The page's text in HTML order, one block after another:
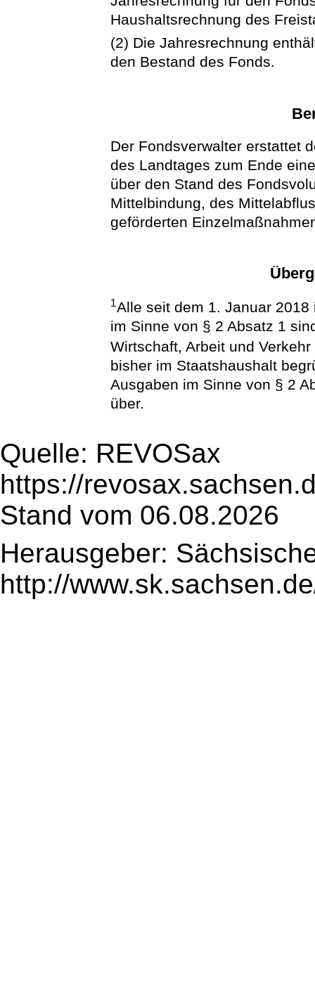
Haushaltsrechnung des
(2) Die Jahresrechnung
den Bestand des Fonds.
Der Fondsverwalter erstattet
des Landtages zum Ende
über den Stand des
Mittelbindung, des
geförderten
1Alle seit dem 1. Januar
im Sinne von § 2 Absatz 1
Wirtschaft, Arbeit und
bisher im Staatshaushalt
Ausgaben im Sinne von § 2
über.
Quelle: REVOSax
https://
Stand vom 06.08.2026
Herausgeber:
http://